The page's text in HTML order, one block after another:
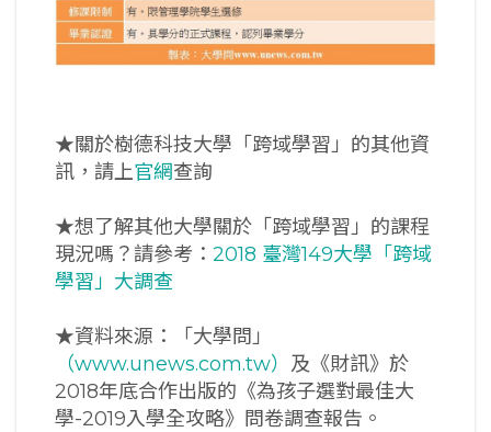
★關於樹德科技大學「跨域學習」的其他資
訊，請上官網查詢
★想了解其他大學關於「跨域學習」的課程
現況嗎？請參考： 2018 臺灣149大學「跨域
學習」大調查
★資料來源：「大學問」
（www.unews.com.tw） 及《財訊》於
2018年底合作出版的《為孩子選對最佳大
學-2019入學全攻略》問卷調查報告。